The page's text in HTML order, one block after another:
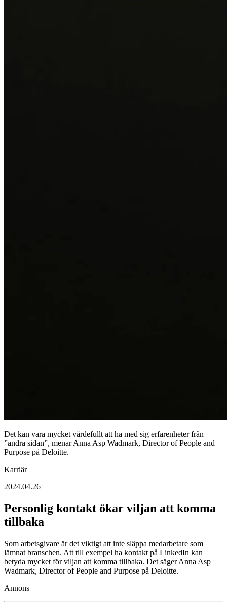
Det kan vara mycket värdefullt att ha med sig erfarenheter från
”andra sidan”, menar Anna Asp Wadmark, Director of People and
Purpose på Deloitte.
Karriär
2024.04.26
Personlig kontakt ökar viljan att komma
tillbaka
Som arbetsgivare är det viktigt att inte släppa medarbetare som
lämnat branschen. Att till exempel ha kontakt på LinkedIn kan
betyda mycket för viljan att komma tillbaka. Det säger Anna Asp
Wadmark, Director of People and Purpose på Deloitte.
Annons